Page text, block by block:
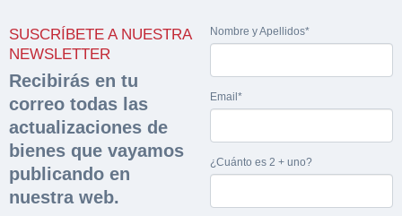
SUSCRÍBETE A NUESTRA
NEWSLETTER
Recibirás en tu
correo todas las
actualizaciones de
bienes que vayamos
publicando en
nuestra web.
Nombre y Apellidos*
Email*
¿Cuánto es 2 + uno?
documentación
sobre la peritación
Rellene este formulario y recibirá en su email el
enlace para descargar la documentación
Nombre y Apellidos*
Hacer Oferta
Razón social*
Teléfono*
Nombre y Apellidos*
Sobre Merfinsa
Venta de bienes muebles
Vehículos